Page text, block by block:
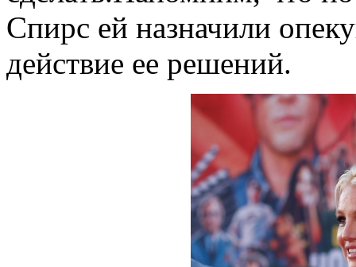
Спирс ей назначили
действие ее решений.